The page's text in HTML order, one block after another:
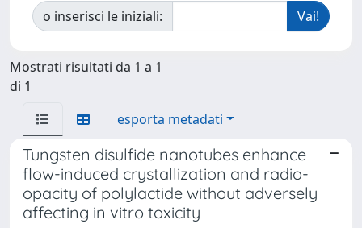
o inserisci le iniziali:
Mostrati risultati da 1 a 1
di 1
esporta metadati
Tungsten disulfide nanotubes enhance
flow-induced crystallization and radio-
opacity of polylactide without adversely
affecting in vitro toxicity